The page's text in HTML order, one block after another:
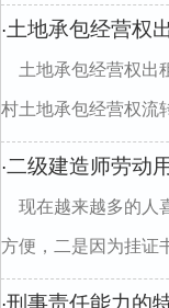
·土地承包经营权
土地承包经营权出
村土地承包经营权流
·二级建造师劳动
现在越来越多的人
方便，二是因为挂证
·刑事责任能力的